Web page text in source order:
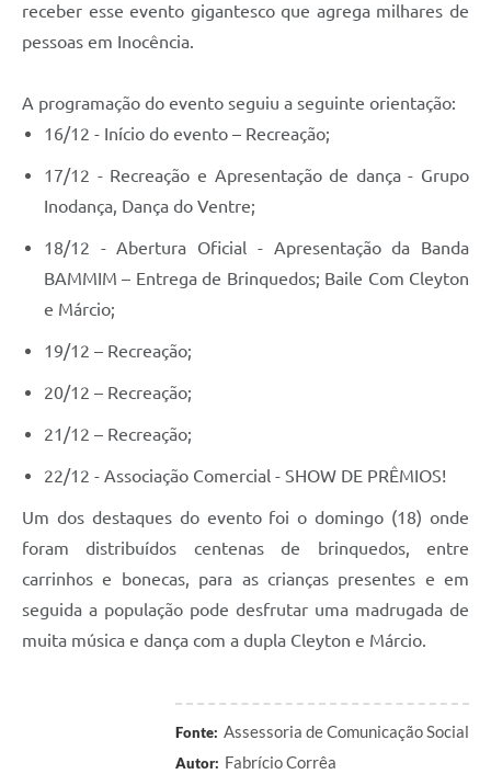
receber esse evento gigantesco que agrega milhares de
pessoas em Inocência.
A programação do evento seguiu a seguinte orientação:
16/12 - Início do evento – Recreação;
17/12 - Recreação e Apresentação de dança - Grupo
Inodança, Dança do Ventre;
18/12 - Abertura Oficial - Apresentação da Banda
BAMMIM – Entrega de Brinquedos; Baile Com Cleyton
e Márcio;
19/12 – Recreação;
20/12 – Recreação;
21/12 – Recreação;
22/12 - Associação Comercial - SHOW DE PRÊMIOS!
Um dos destaques do evento foi o domingo (18) onde
foram distribuídos centenas de brinquedos, entre
carrinhos e bonecas, para as crianças presentes e em
seguida a população pode desfrutar uma madrugada de
muita música e dança com a dupla Cleyton e Márcio.
Fonte: Assessoria de Comunicação Social
Autor: Fabrício Corrêa